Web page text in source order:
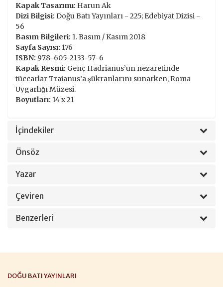
Kapak Tasarımı: Harun Ak
Dizi Bilgisi: Doğu Batı Yayınları - 225; Edebiyat Dizisi -
56
Basım Bilgileri: 1. Basım / Kasım 2018
Sayfa Sayısı: 176
ISBN: 978-605-2133-57-6
Kapak Resmi: Genç Hadrianus’un nezaretinde
tüccarlar Traianus’a şükranlarını sunarken, Roma
Uygarlığı Müzesi.
Boyutları: 14 x 21
İçindekiler
Önsöz
Yazar
Çeviren
Benzerleri
DOĞU BATI YAYINLARI